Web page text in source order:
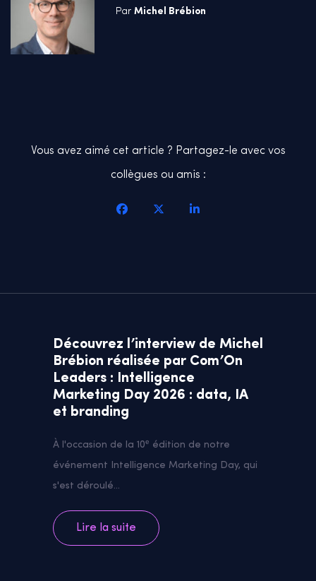
ParMichel Brébion
Vous avez aimé cet article ? Partagez-le avec vos
collègues ou amis :
Découvrez l’interview de Michel
Brébion réalisée par Com’On
Leaders : Intelligence
Marketing Day 2026 : data, IA
et branding
À l'occasion de la 10ᵉ édition de notre
événement Intelligence Marketing Day, qui
s'est déroulé...
Lire la suite